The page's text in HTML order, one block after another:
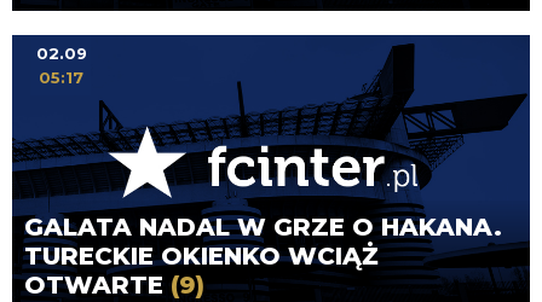
GALATA NADAL W GRZE O HAKANA.
TURECKIE OKIENKO WCIĄŻ
OTWARTE (9)
02.09
05:17